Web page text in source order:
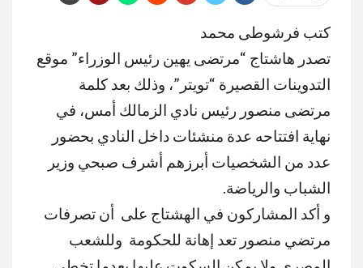
كتب فرشوطى محمد
تصدر هاشتاج “مرتضى يهين رئيس الوزراء” موقع
التدوينات القصيرة “تويتر”، وذلك بعد كلمة
مرتضى منصور رئيس نادي الزمالك أمس، في
نهاية افتتاحه عدة منشئات داخل النادي بحضور
عدد من الشخصيات أبرزهم أشرف صبحي وزير
الشباب والرياضة.
و أكد المشاركون في الهشتاج على أن تصرفات
مرتضي منصور تعد إهانة للحكومة وللشعب